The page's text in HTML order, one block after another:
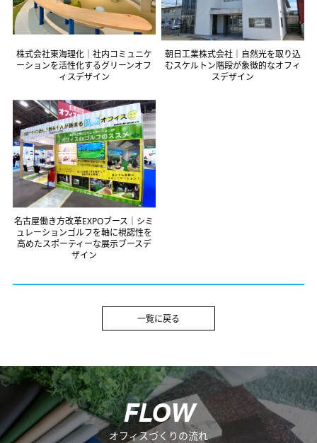
株式会社東海理化｜社内コミュニケ
ーションを活性化するグリーンオフ
ィスデザイン
朝日工業株式会社｜自然光を取り込
むスケルトン階段が象徴的なオフィ
スデザイン
名古屋働き方改革EXPOブース｜シミ
ュレーションゴルフを軸に視認性を
高めたスポーティーな展示ブースデ
ザイン
一覧に戻る
FLOW
オフィスづくりの流れ